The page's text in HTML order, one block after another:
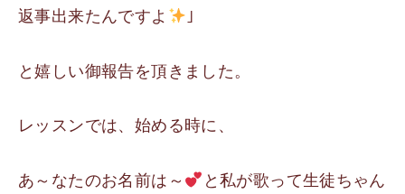
返事出来たんですよ
｣
と嬉しい御報告を頂きました。
レッスンでは、始める時に、
あ～なたのお名前は～
と私が歌って生徒ちゃん